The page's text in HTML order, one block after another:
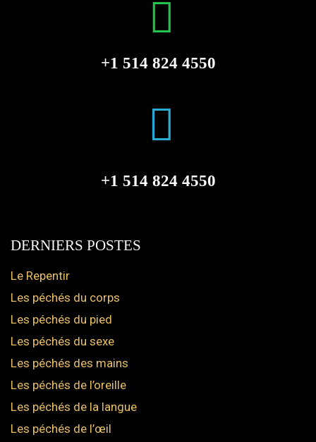
+1 514 824 4550
+1 514 824 4550
DERNIERS POSTES
Le Repentir
Les péchés du corps
Les péchés du pied
Les péchés du sexe
Les péchés des mains
Les péchés de l’oreille
Les péchés de la langue
Les péchés de l’œil